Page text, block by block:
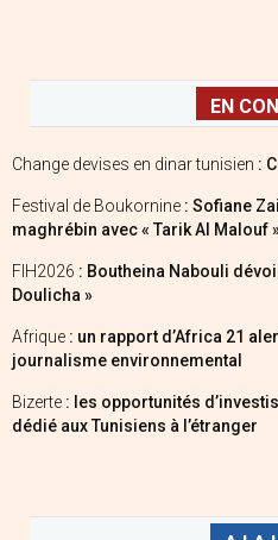
EN
Change devises en dinar tunisien :
Festival de Boukornine : Sofiane
maghrébin avec « Tarik Al Malouf
FIH2026 : Boutheina Nabouli
Doulicha »
Afrique : un rapport d’Africa 21
journalisme environnemental
Bizerte : les opportunités
dédié aux Tunisiens à l’étranger